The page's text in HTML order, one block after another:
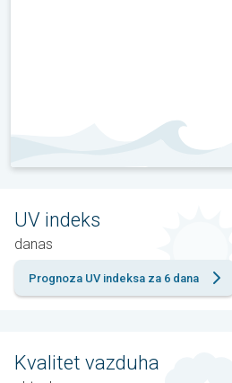
UV indeks
danas
Prognoza UV indeksa za 6 dana
Kvalitet vazduha